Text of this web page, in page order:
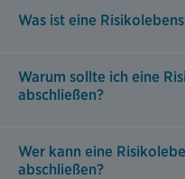
Was ist eine
Warum sollte ich eine
abschließen?
Wer kann eine
abschließen?